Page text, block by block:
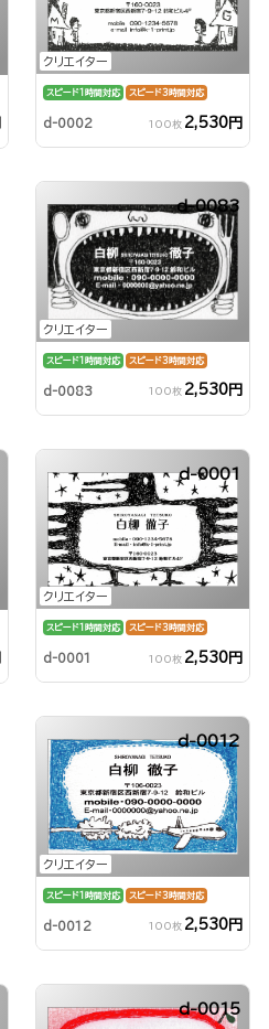
クリエイター
スピード1時間対応 スピード3時間対応
d-0002 100枚 2,530円
クリエイター
d-0083
スピード1時間対応 スピード3時間対応
d-0083 100枚 2,530円
クリエイター
d-0001
スピード1時間対応 スピード3時間対応
d-0001 100枚 2,530円
クリエイター
d-0012
スピード1時間対応 スピード3時間対応
d-0012 100枚 2,530円
d-0015